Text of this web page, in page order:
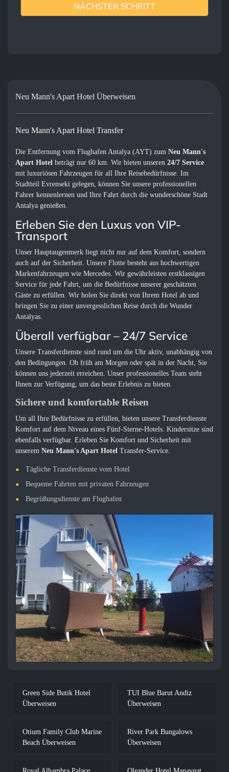
NÄCHSTER SCHRITT
Neu Mann's Apart Hotel Überweisen
Neu Mann's Apart Hotel Transfer
Die Entfernung vom Flughafen Antalya (AYT) zumNeu Mann's
Apart Hotel beträgt nur 60 km. Wir bieten unseren24/7 Service
mit luxuriösen Fahrzeugen für all Ihre Reisebedürfnisse. Im
Stadtteil Evrenseki gelegen, können Sie unsere professionellen
Fahrer kennenlernen und Ihre Fahrt durch die wunderschöne Stadt
Antalya genießen.
Erleben Sie den Luxus von VIP-
Transport
Unser Hauptaugenmerk liegt nicht nur auf dem Komfort, sondern
auch auf der Sicherheit. Unsere Flotte besteht aus hochwertigen
Markenfahrzeugen wie Mercedes. Wir gewährleisten erstklassigen
Service für jede Fahrt, um die Bedürfnisse unserer geschätzten
Gäste zu erfüllen. Wir holen Sie direkt von Ihrem Hotel ab und
bringen Sie zu einer unvergesslichen Reise durch die Wunder
Antalyas.
Überall verfügbar – 24/7 Service
Unsere Transferdienste sind rund um die Uhr aktiv, unabhängig von
den Bedingungen. Ob früh am Morgen oder spät in der Nacht, Sie
können uns jederzeit erreichen. Unser professionelles Team steht
Ihnen zur Verfügung, um das beste Erlebnis zu bieten.
Sichere und komfortable Reisen
Um all Ihre Bedürfnisse zu erfüllen, bieten unsere Transferdienste
Komfort auf dem Niveau eines Fünf-Sterne-Hotels. Kindersitze sind
ebenfalls verfügbar. Erleben Sie Komfort und Sicherheit mit
unseremNeu Mann's Apart Hotel Transfer-Service.
Tägliche Transferdienste vom Hotel
Bequeme Fahrten mit privaten Fahrzeugen
Begrüßungsdienste am Flughafen
Green Side Butik Hotel
Überweisen
TUI Blue Barut Andiz
Überweisen
Otium Family Club Marine
Beach Überweisen
River Park Bungalows
Überweisen